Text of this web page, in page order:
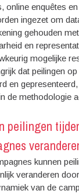
online enquêtes
ingezet om
gehouden
en
mogelijke
dat peilingen
en
de methodologie
peilingen
kunnen
veranderen
van de